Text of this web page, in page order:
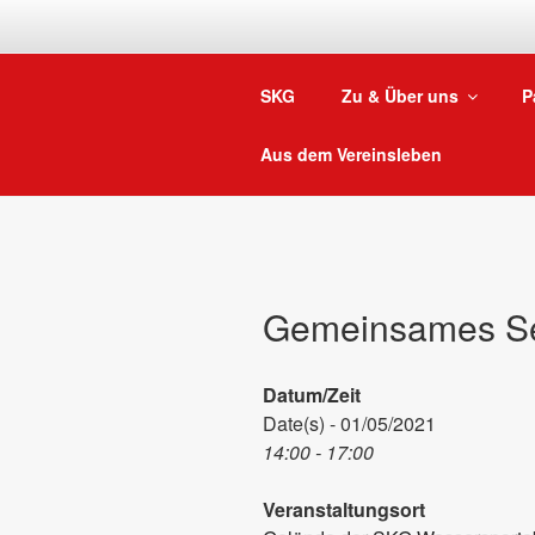
SKG Zu & Über uns
Aus dem Vereinsleben
Gemeinsames
Datum/Zeit
Date(s) - 01/05/2021
14:00 - 17:00
Veranstaltungsort